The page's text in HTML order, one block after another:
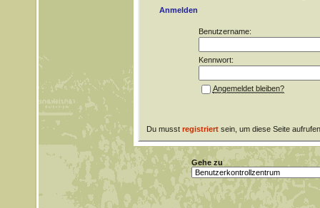
Anmelden
Benutzername:
Kennwort:
Angemeldet bleiben?
Du musst registriertsein, um diese Seite
Gehe zu